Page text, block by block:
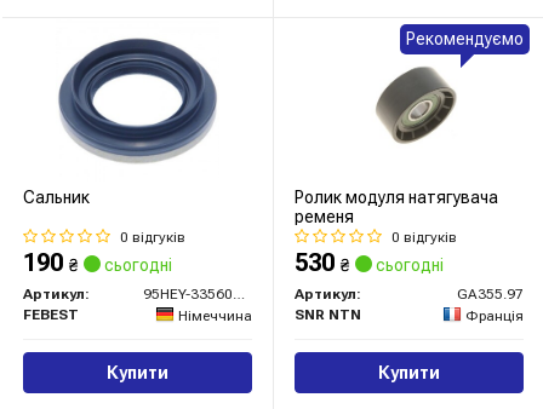
Сальник
0 відгуків
190 ₴ сьогодні
Артикул:
95HEY-33560814C
FEBEST
Німеччина
Купити
Ролик модуля натягувача
ременя
0 відгуків
530 ₴ сьогодні
Артикул:
GA355.97
SNR NTN
Франція
Купити
Рекомендуємо